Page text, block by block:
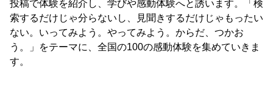
投稿で体験を紹介し、学びや感動体験へと誘います。「検
索するだけじゃ分らないし、見聞きするだけじゃもったい
ない。いってみよう。やってみよう。からだ、つかお
う。」をテーマに、全国の100の感動体験を集めていきま
す。